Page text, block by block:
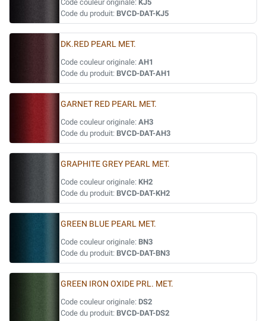
Code couleur originale: KJ5
Code du produit: BVCD-DAT-KJ5
DK.RED PEARL MET.
Code couleur originale: AH1
Code du produit: BVCD-DAT-AH1
GARNET RED PEARL MET.
Code couleur originale: AH3
Code du produit: BVCD-DAT-AH3
GRAPHITE GREY PEARL MET.
Code couleur originale: KH2
Code du produit: BVCD-DAT-KH2
GREEN BLUE PEARL MET.
Code couleur originale: BN3
Code du produit: BVCD-DAT-BN3
GREEN IRON OXIDE PRL. MET.
Code couleur originale: DS2
Code du produit: BVCD-DAT-DS2